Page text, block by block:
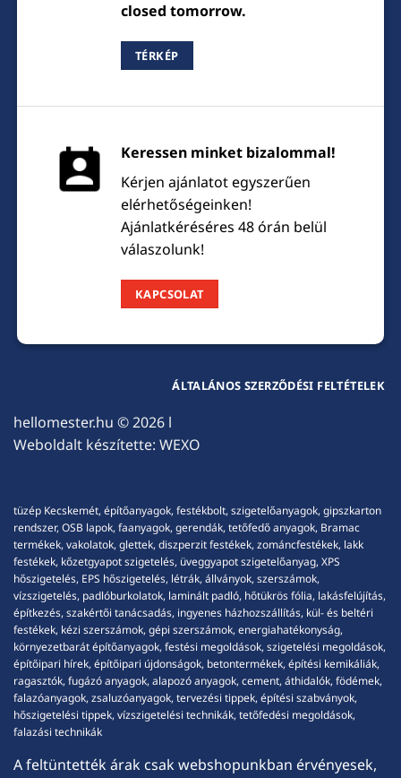
closed tomorrow.
TÉRKÉP
Keressen minket bizalommal!
Kérjen ajánlatot egyszerűen
elérhetőségeinken!
Ajánlatkéréséres 48 órán belül
válaszolunk!
KAPCSOLAT
hellomester.hu © 2026 l
Weboldalt készítette: WEXO
ÁLTALÁNOS SZERZŐDÉSI FELTÉTELEK
tüzép Kecskemét, építőanyagok, festékbolt, szigetelőanyagok, gipszkarton
rendszer, OSB lapok, faanyagok, gerendák, tetőfedő anyagok, Bramac
termékek, vakolatok, glettek, diszperzit festékek, zománcfestékek, lakk
festékek, kőzetgyapot szigetelés, üveggyapot szigetelőanyag, XPS
hőszigetelés, EPS hőszigetelés, létrák, állványok, szerszámok,
vízszigetelés, padlóburkolatok, laminált padló, hőtükrös fólia, lakásfelújítás,
építkezés, szakértői tanácsadás, ingyenes házhozszállítás, kül- és beltéri
festékek, kézi szerszámok, gépi szerszámok, energiahatékonyság,
környezetbarát építőanyagok, festési megoldások, szigetelési megoldások,
építőipari hírek, építőipari újdonságok, betontermékek, építési kemikáliák,
ragasztók, fugázó anyagok, alapozó anyagok, cement, áthidalók, födémek,
falazóanyagok, zsaluzóanyagok, tervezési tippek, építési szabványok,
hőszigetelési tippek, vízszigetelési technikák, tetőfedési megoldások,
falazási technikák
A feltüntették árak csak webshopunkban érvényesek,